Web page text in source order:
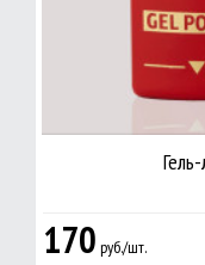
170 руб./шт.